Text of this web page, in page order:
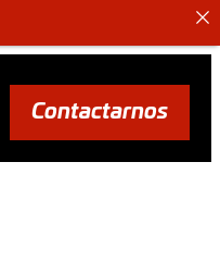
Contactarnos